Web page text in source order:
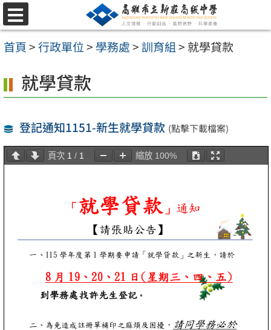
跳
至
主
內
區
選
單
首頁>行政單位> 學務處>訓育組 > 就學貸款
就學貸款
登記通知1151-新生就學貸款 (點擊下載檔案)
頁次 1 / 1 縮放 100%